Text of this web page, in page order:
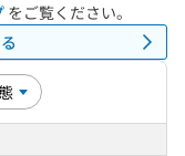
をご覧ください。